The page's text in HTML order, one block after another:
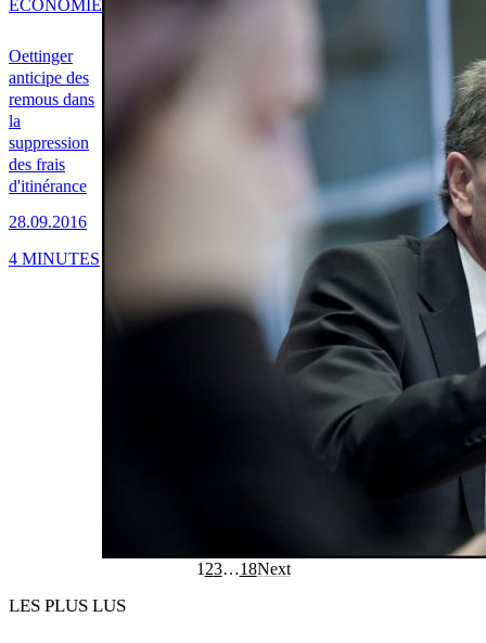
Oettinger
anticipe des
remous dans
la
suppression
des frais
d'itinérance
28.09.2016
ÉCONOMIE
4 MINUTES
1 23…18Next
LES PLUS LUS